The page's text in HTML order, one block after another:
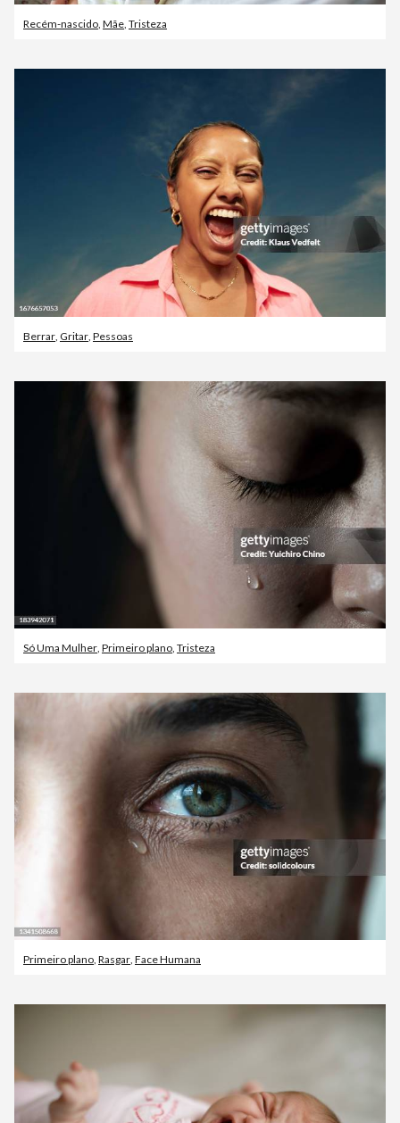
Recém-nascido, Mãe, Tristeza
Berrar Gritar Pessoas
Só Uma Mulher, Primeiro plano, Tristeza
Primeiro plano, Rasgar, Face Humana